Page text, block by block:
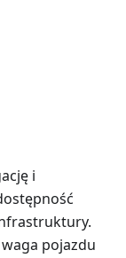
i
pojazdu